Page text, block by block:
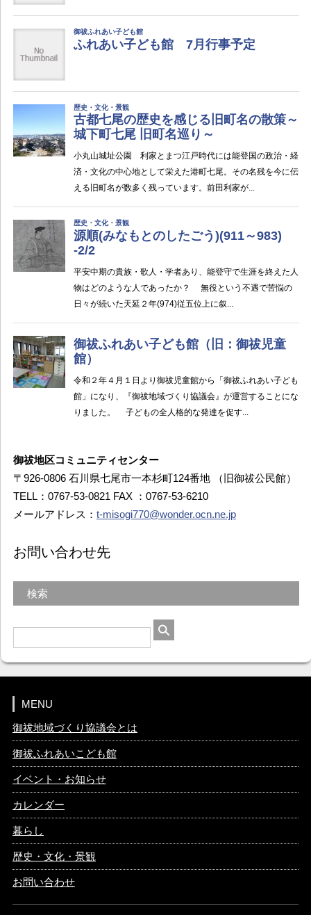
御祓地区コミュニティセンター
〒926-0806 石川県七尾市一本杉町124番地 （旧御祓公民館）
TELL：0767-53-0821 FAX ：0767-53-6210
メールアドレス： t-misogi770@wonder.ocn.ne.jp
お問い合わせ先
検索
MENU
御祓地域づくり協議会とは
御祓ふれあいこども館
イベント・お知らせ
カレンダー
暮らし
歴史・文化・景観
お問い合わせ